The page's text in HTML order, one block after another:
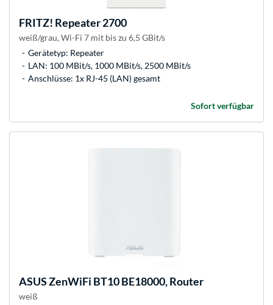
FRITZ! Repeater 2700
weiß/grau, Wi-Fi 7 mit bis zu 6,5 GBit/s
Gerätetyp: Repeater
LAN: 100 MBit/s, 1000 MBit/s, 2500 MBit/s
Anschlüsse: 1x RJ-45 (LAN) gesamt
Sofort verfügbar
ASUSZenWiFi BT10 BE18000, Router
weiß